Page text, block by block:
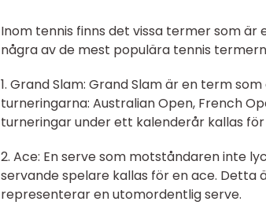
Inom tennis finns det vissa termer som
några av de mest populära tennis
1. Grand Slam: Grand Slam är en term
turneringarna: Australian Open, French
turneringar under ett kalenderår kallas för
2. Ace: En serve som motståndaren inte
servande spelare kallas för en ace.
representerar en utomordentlig serve.